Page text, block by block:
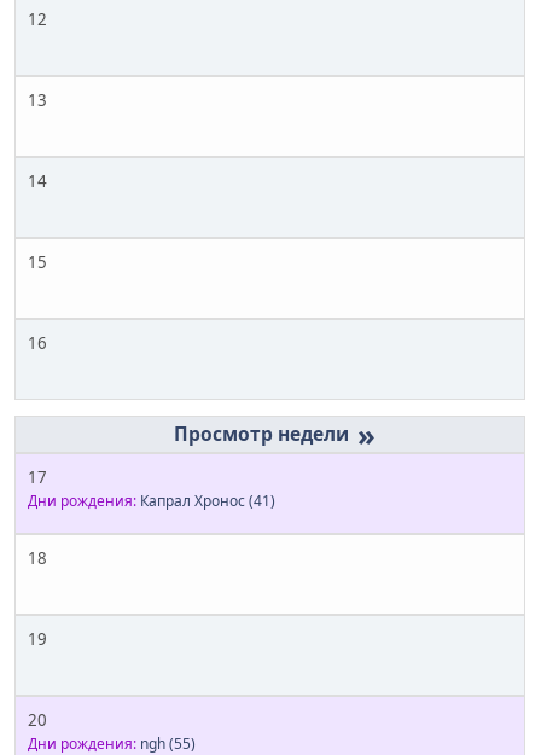
12
13
14
15
16
»
17
Дни рождения: Капрал Хронос(41)
18
19
20
Дни рождения: ngh(55)